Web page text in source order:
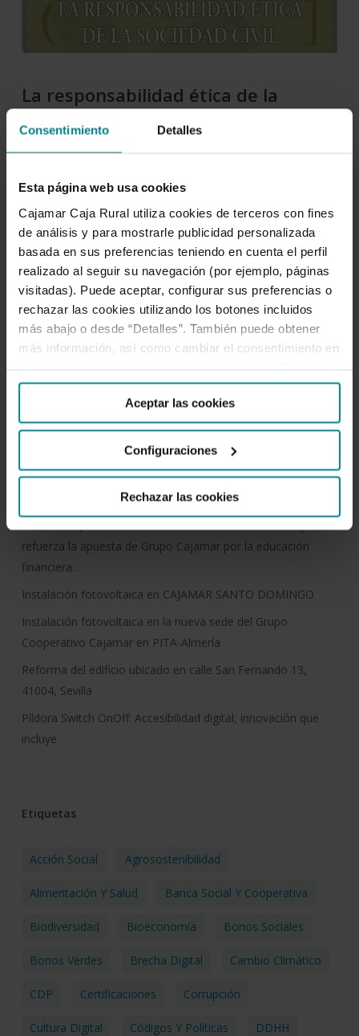
Consentimiento Detalles
Esta página web usa cookies
Cajamar Caja Rural utiliza cookies de terceros con fines
de análisis y para mostrarle publicidad personalizada
basada en sus preferencias teniendo en cuenta el perfil
realizado al seguir su navegación (por ejemplo, páginas
visitadas). Puede aceptar, configurar sus preferencias o
rechazar las cookies utilizando los botones incluidos
más abajo o desde “Detalles”. También puede obtener
más información, así como cambiar el consentimiento en
Aceptar las cookies
Configuraciones
Rechazar las cookies
La responsabilidad ética de la
sociedad civil
Este nuevo número de la colección Mediterráneo
Cortina y su contenido se defiende el papel activo que debe
jugar el conjunto de…
Leer más
Previous 1 … 41 42 43
Entradas recientes
refuerza la apuesta de Grupo Cajamar por la educación
financiera.
Instalación fotovoltaica en CAJAMAR SANTO DOMINGO
Instalación fotovoltaica en la nueva sede del Grupo
Cooperativo Cajamar en PITA-Almería
Reforma del edificio ubicado en calle San Fernando 13,
41004, Sevilla
Píldora Switch OnOff: Accesibilidad digital, innovación que
incluye
Etiquetas
Acción Social Agrosostenibilidad
Alimentación Y Salud Banca Social Y Cooperativa
Biodiversidad Bioeconomía Bonos Sociales
Bonos Verdes Brecha Digital Cambio Climático
CDP Certificaciones Corrupción
Cultura Digital Códigos Y Políticas DDHH